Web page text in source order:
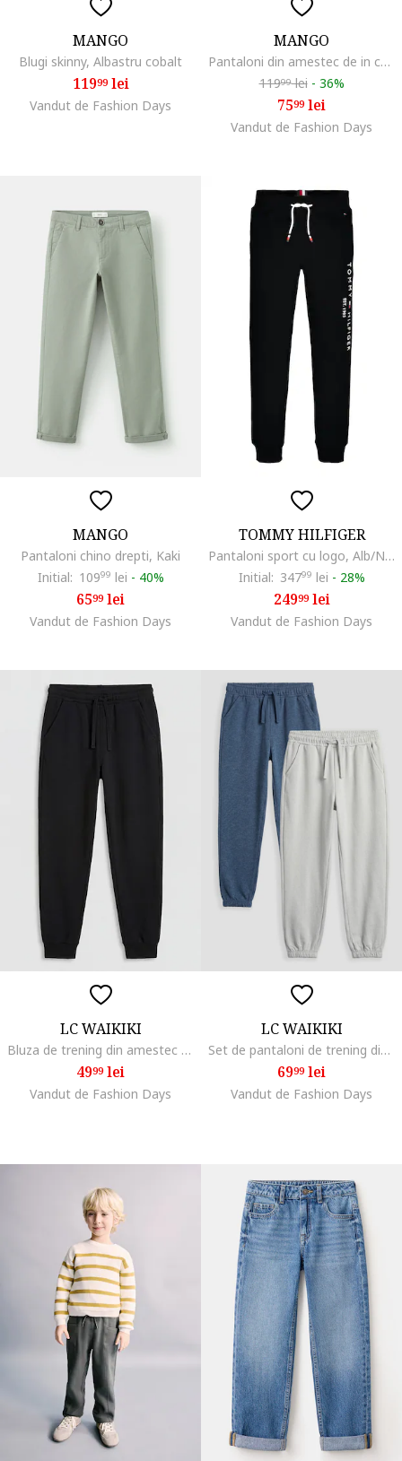
MANGO
Blugi skinny, Albastru cobalt
11999lei
Vandut de Fashion Days
MANGO
Pantaloni din amestec de in cu cordon in talie, Bleumarin
11999lei - 36%
7599lei
Vandut de Fashion Days
MANGO
Pantaloni chino drepti, Kaki
Initial: 10999 lei - 40%
6599lei
Vandut de Fashion Days
TOMMY HILFIGER
Pantaloni sport cu logo, Alb/Negru
Initial: 34799 lei - 28%
24999lei
Vandut de Fashion Days
LC WAIKIKI
Bluza de trening din amestec de bumbac cu snur in talie, Negru stins
4999lei
Vandut de Fashion Days
LC WAIKIKI
Set de pantaloni de trening din amestec de bumbac - 2 perechi, Gri deschis/Albastru melange
6999lei
Vandut de Fashion Days